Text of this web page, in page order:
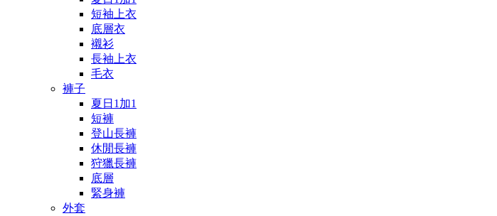
短袖上衣
底層衣
襯衫
長袖上衣
毛衣
褲子
夏日1加1
短褲
登山長褲
休閒長褲
狩獵長褲
底層
緊身褲
外套